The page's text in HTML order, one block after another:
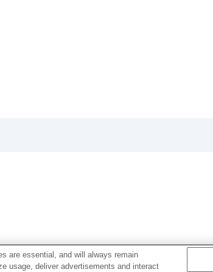
下記URLのヘルプガイドをご覧ください。
are essential, and will always remain
usage, deliver advertisements and interact